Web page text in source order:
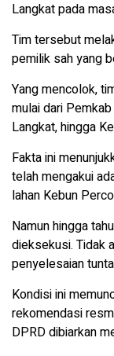
Langkat pada
Tim tersebut
pemilik sah yang
Yang mencolok,
mulai dari
Langkat, hingga
Fakta ini
telah mengakui
lahan Kebun
Namun hingga
dieksekusi. Tidak
penyelesaian
Kondisi ini
rekomendasi
DPRD dibiarkan